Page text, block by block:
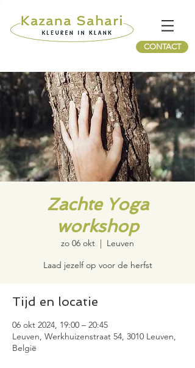
CONTACT
Zachte Yoga
workshop
zo 06 okt
  |
Leuven
Laad jezelf op voor de herfst
Tijd en locatie
06 okt 2024, 19:00 – 20:45
Leuven, Werkhuizenstraat 54, 3010 Leuven,
België